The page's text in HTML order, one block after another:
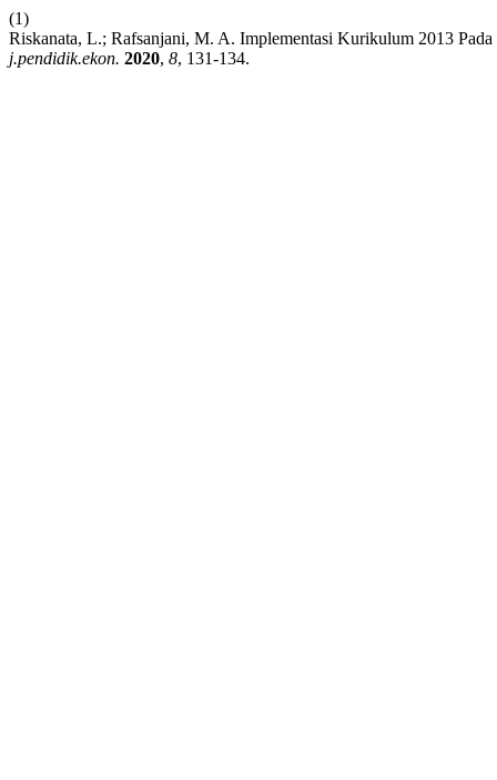
(1)
Riskanata, L.; Rafsanjani, M. A. Implementasi Kurikulum 2013
j.pendidik.ekon. 2020, 8, 131-134.